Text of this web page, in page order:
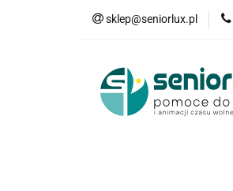
sklep@seniorlux.pl